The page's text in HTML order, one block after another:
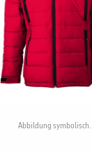
Abbildung symbolisch.